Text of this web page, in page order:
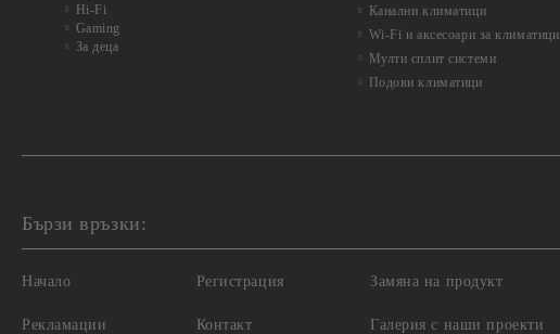
Hi-Fi
Gaming
За деца
Канални климатици
Wi-Fi и аксесоари за климатици
Мулти сплит системи
Подови климатици
Бързи връзки:
Начало
Рекламации
Регистрация
Контакт
Замяна на продукт
Галерия с наши проекти